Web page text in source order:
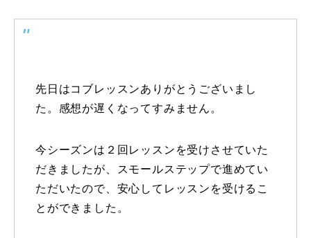
インストラクター募集
インストラクター一覧
先日はコブレッスンありがとうございまし
た。感想が遅くなってすみません。
今シーズンは２回レッスンを受けさせていた
だきましたが、スモールステップで進めてい
ただいたので、安心してレッスンを受けるこ
とができました。